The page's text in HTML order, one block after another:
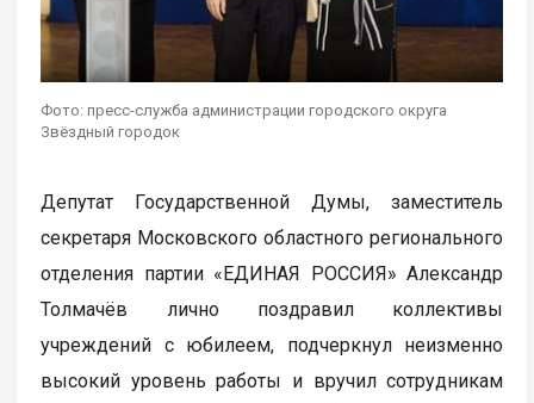
Фото: пресс-служба администрации городского округа
Звёздный городок
Депутат Государственной Думы, заместитель
секретаря Московского областного регионального
отделения партии «ЕДИНАЯ РОССИЯ» Александр
Толмачёв лично поздравил коллективы
учреждений с юбилеем, подчеркнул неизменно
высокий уровень работы и вручил сотрудникам